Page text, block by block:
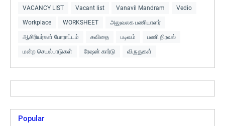
VACANCY LIST Vacant list Vanavil Mandram Vedio
Workplace WORKSHEET அலுவலக பணியாளர்
ஆசிரியர்கள் போராட்டம் கவிதை படிவம் பணி நிரவல்
மன்ற செயல்பாடுகள் ரேஷன் கார்டு விருதுகள்
Popular